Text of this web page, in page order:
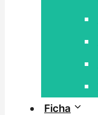
Ficha